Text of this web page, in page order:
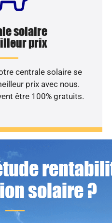
solaire
prix
centrale solaire se
prix avec nous.
être 100% gratuits.
solaire ?